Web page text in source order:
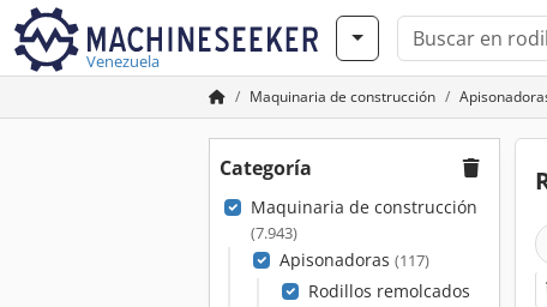
Venezuela
Maquinaria de construcción
Categoría
Maquinaria de construcción
(7.943)
Apisonadoras (117)
Rodillos remolcados